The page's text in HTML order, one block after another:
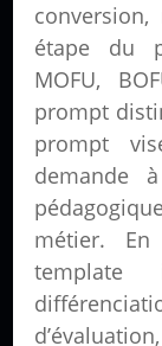
étape du
MOFU,
prompt
prompt
demande
métier.
template